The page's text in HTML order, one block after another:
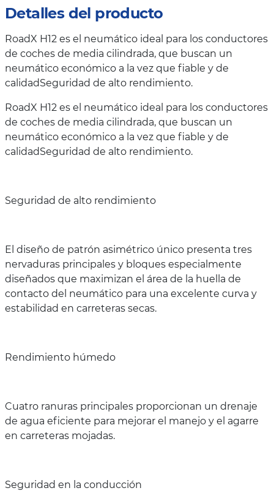
Detalles del producto
RoadX H12 es el neumático ideal para los conductores
de coches de media cilindrada, que buscan un
neumático económico a la vez que fiable y de
calidadSeguridad de alto rendimiento.
RoadX H12 es el neumático ideal para los conductores
de coches de media cilindrada, que buscan un
neumático económico a la vez que fiable y de
calidadSeguridad de alto rendimiento.
Seguridad de alto rendimiento
El diseño de patrón asimétrico único presenta tres
nervaduras principales y bloques especialmente
diseñados que maximizan el área de la huella de
contacto del neumático para una excelente curva y
estabilidad en carreteras secas.
Rendimiento húmedo
Cuatro ranuras principales proporcionan un drenaje
de agua eficiente para mejorar el manejo y el agarre
en carreteras mojadas.
Seguridad en la conducción